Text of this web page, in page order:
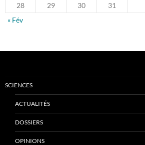
28
29 30
31
« Fév
SCIENCES
ACTUALITÉS
DOSSIERS
OPINIONS